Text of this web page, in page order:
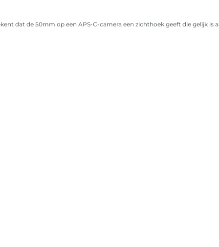
dat de 50mm op een APS-C-camera een zichthoek geeft die gelijk is